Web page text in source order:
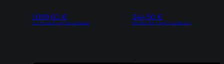
1.099,00 €
Inkl. 19% MwSt | zzgl. Versandkosten
344,50 €
Inkl. 19% MwSt | zzgl. Versandkosten